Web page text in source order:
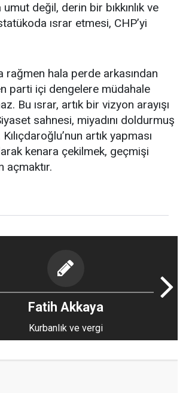
değil, derin bir bıkkınlık ve
ısrar etmesi, CHP’yi
rağmen hala perde arkasından
parti içi dengelere müdahale
Bu ısrar, artık bir vizyon arayışı
sahnesi, miyadını doldurmuş
artık yapması
kenara çekilmek, geçmişi
açmaktır.
Fatih Akkaya
Kurbanlık ve vergi